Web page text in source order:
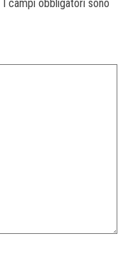
I campi obbligatori sono